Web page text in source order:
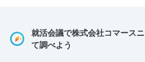
就活会議で株式会社コマース
て調べよう